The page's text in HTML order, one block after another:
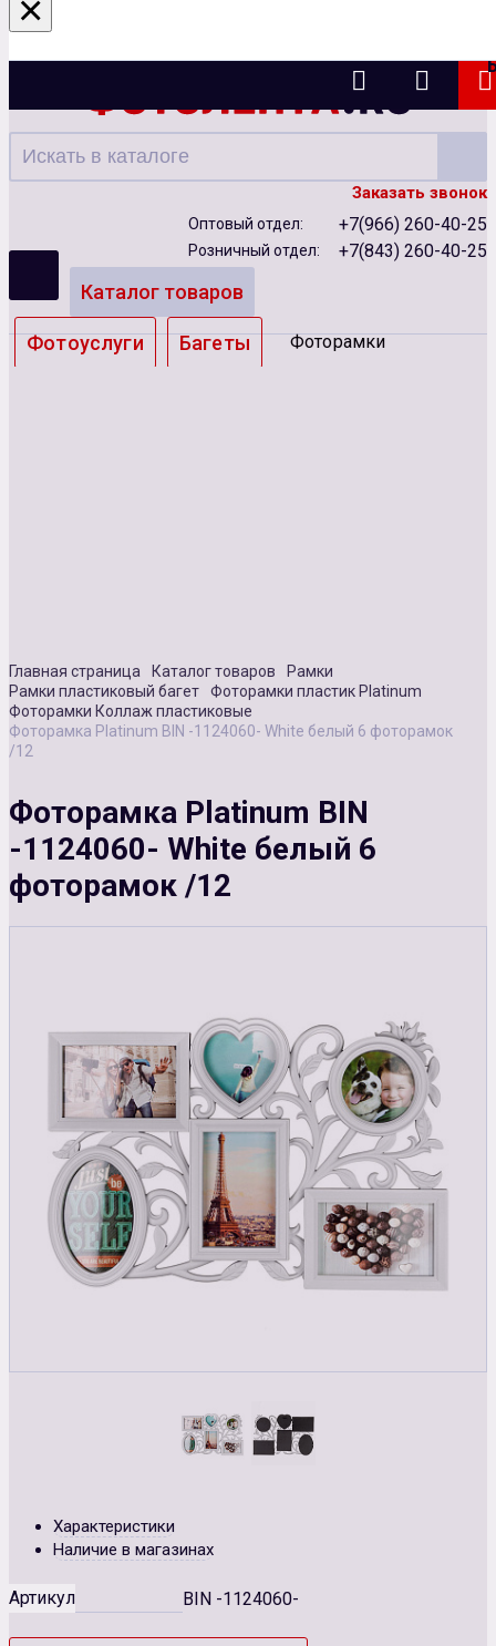
Казань
Заказать звонок
Оптовый отдел: +7(966) 260-40-25
Розничный отдел: +7(843) 260-40-25
Каталог товаров
Фотоуслуги Багеты Фоторамки
Главная страница Каталог товаров
Рамки
Рамки пластиковый багет
Фоторамки пластик Platinum
Фоторамки Коллаж пластиковые
Фоторамка Platinum BIN -1124060- White белый 6 фоторамок
/12
Фоторамка Platinum BIN
-1124060- White белый 6
фоторамок /12
Характеристики
Наличие в магазинах
Артикул BIN -1124060-
×